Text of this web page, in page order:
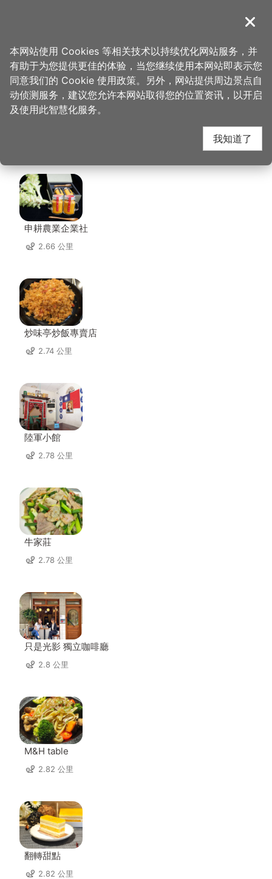
導覽
首页 > 想去的地方 > 美食、购物 > Vittaria Café 书带蕨
Vittaria Café 书带蕨
周边店家
申耕農業企業社
2.66 公里
炒味亭炒飯專賣店
2.74 公里
陸軍小館
2.78 公里
牛家莊
2.78 公里
只是光影 獨立咖啡廳
2.8 公里
M&H table
2.82 公里
翻轉甜點
2.82 公里
关闭
本网站使用 Cookies 等相关技术以持续优化网站服务，并
有助于为您提供更佳的体验，当您继续使用本网站即表示您
同意我们的 Cookie 使用政策。另外，网站提供周边景点自
动侦测服务，建议您允许本网站取得您的位置资讯，以开启
及使用此智慧化服务。
我知道了